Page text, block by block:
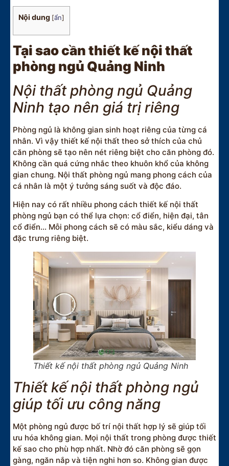
Nội dung [ẩn]
Tại sao cần thiết kế nội thất
phòng ngủ Quảng Ninh
Nội thất phòng ngủ Quảng
Ninh tạo nên giá trị riêng
Phòng ngủ là không gian sinh hoạt riêng của từng cá
nhân. Vì vậy thiết kế nội thất theo sở thích của chủ
căn phòng sẽ tạo nên nét riêng biệt cho căn phòng đó.
Không cần quá cứng nhắc theo khuôn khổ của không
gian chung. Nội thất phòng ngủ mang phong cách của
cá nhân là một ý tưởng sáng suốt và độc đáo.
Hiện nay có rất nhiều phong cách thiết kế nội thất
phòng ngủ bạn có thể lựa chọn: cổ điển, hiện đại, tân
cổ điển… Mỗi phong cách sẽ có màu sắc, kiểu dáng và
đặc trưng riêng biệt.
Thiết kế nội thất phòng ngủ Quảng Ninh
Thiết kế nội thất phòng ngủ
giúp tối ưu công năng
Một phòng ngủ được bố trí nội thất hợp lý sẽ giúp tối
ưu hóa không gian. Mọi nội thất trong phòng được thiết
kế sao cho phù hợp nhất. Nhờ đó căn phòng sẽ gọn
gàng, ngăn nắp và tiện nghi hơn so. Không gian được